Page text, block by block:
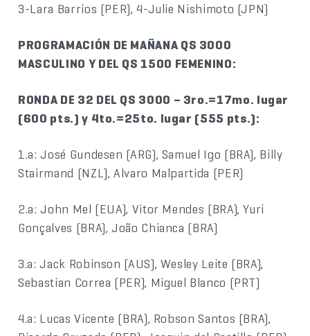
3-Lara Barrios (PER), 4-Julie Nishimoto (JPN)
PROGRAMACIÓN DE MAÑANA QS 3000
MASCULINO Y DEL QS 1500 FEMENINO:
RONDA DE 32 DEL QS 3000 – 3ro.=17mo. lugar
(600 pts.) y 4to.=25to. lugar (555 pts.):
1.a: José Gundesen (ARG), Samuel Igo (BRA), Billy
Stairmand (NZL), Alvaro Malpartida (PER)
2.a: John Mel (EUA), Vitor Mendes (BRA), Yuri
Gonçalves (BRA), João Chianca (BRA)
3.a: Jack Robinson (AUS), Wesley Leite (BRA),
Sebastian Correa (PER), Miguel Blanco (PRT)
4.a: Lucas Vicente (BRA), Robson Santos (BRA),